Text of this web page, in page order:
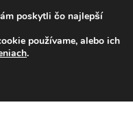
276
poskytli čo najlepší
používame, alebo ich
.